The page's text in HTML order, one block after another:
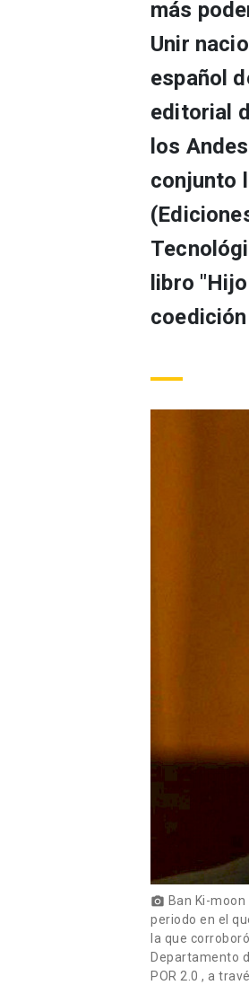
más
Unir
español
editorial
los
conjunto
libro
photo_camera Ban Ki-
periodo en el
la que
Departamento
POR 2.0 , a